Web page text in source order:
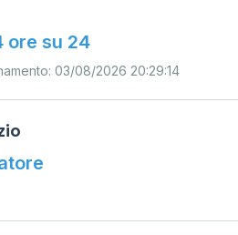
ore su 24
03/08/2026 20:29:14